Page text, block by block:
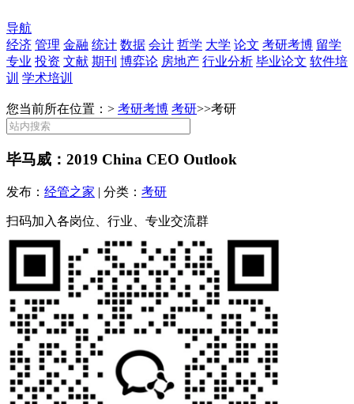
导航
经济 管理 金融 统计 数据 会计 哲学 大学 论文 考研考博 留学
专业 投资 文献 期刊 博弈论 房地产 行业分析 毕业论文 软件培
训 学术培训
您当前所在位置：> 考研考博 考研>>考研
毕马威：2019 China CEO Outlook
发布： 经管之家 | 分类： 考研
扫码加入各岗位、行业、专业交流群